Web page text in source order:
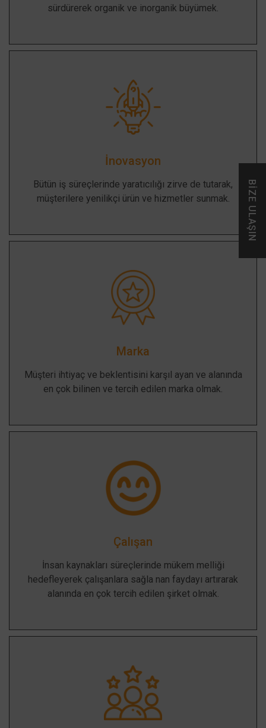
sürdürerek organik ve inorganik büyümek.
İnovasyon
Bütün iş süreçlerinde yaratıcılığı zirve de tutarak,
müşterilere yenilikçi ürün ve hizmetler sunmak.
Marka
Müşteri ihtiyaç ve beklentisini karşıl ayan ve alanında
en çok bilinen ve tercih edilen marka olmak.
Çalışan
İnsan kaynakları süreçlerinde mükem melliği
hedefleyerek çalışanlara sağla nan faydayı artırarak
alanında en çok tercih edilen şirket olmak.
BİZE ULAŞIN